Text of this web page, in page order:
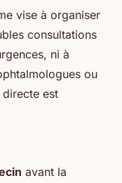
vise à organiser
consultations
ni à
ou
est
avant la